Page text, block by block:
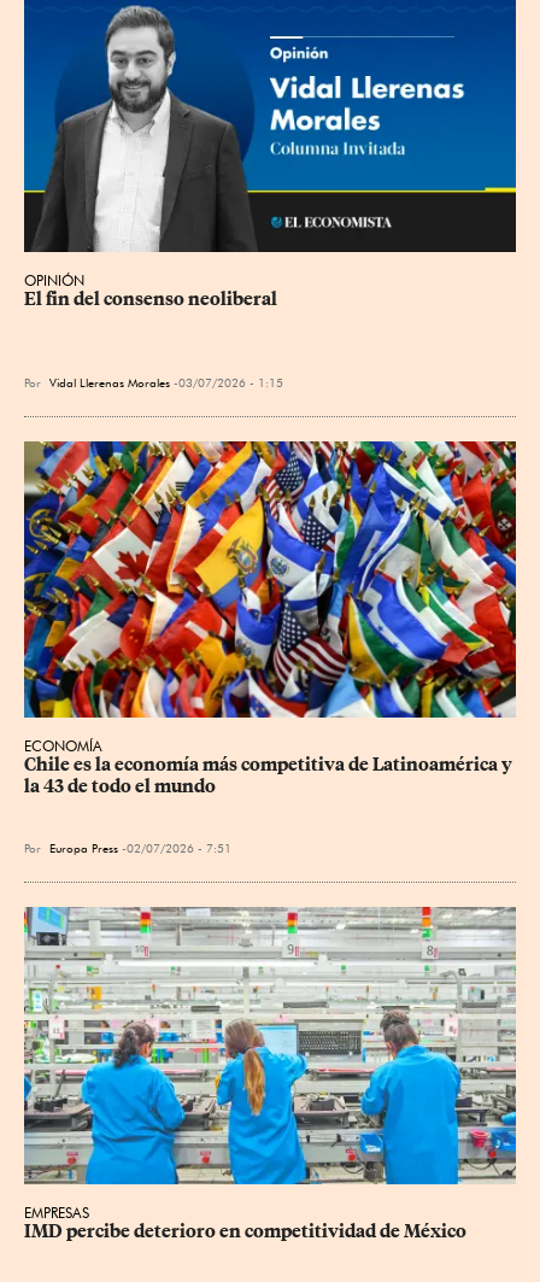
OPINIÓN
El fin del consenso neoliberal
Por Vidal Llerenas Morales 03/07/2026 - 1:15
ECONOMÍA
Chile es la economía más competitiva de Latinoamérica y
la 43 de todo el mundo
Por Europa Press 02/07/2026 - 7:51
EMPRESAS
IMD percibe deterioro en competitividad de México